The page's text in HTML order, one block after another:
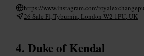
https://www.instagram.com/
26 Sale Pl, Tyburnia, London W2 1PU, UK
Duke of Kendal